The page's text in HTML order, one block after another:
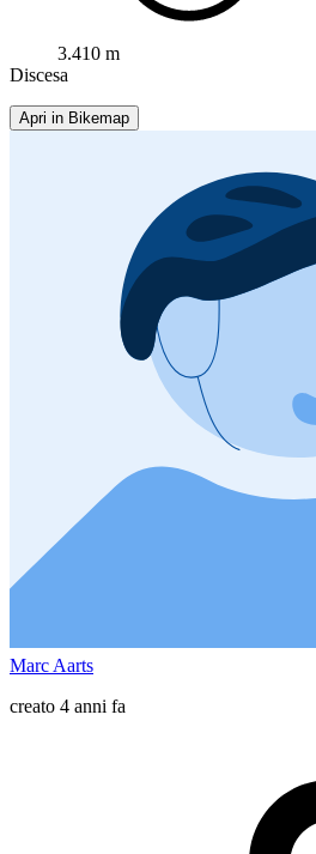
3.410 m
Discesa
Apri in Bikemap
Marc Aarts
creato 4 anni fa